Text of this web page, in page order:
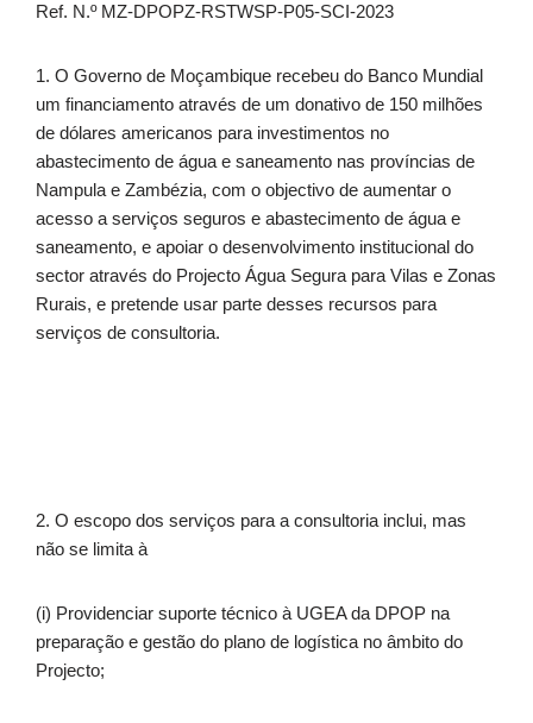
Ref. N.º MZ-DPOPZ-RSTWSP-P05-SCI-2023
1. O Governo de Moçambique recebeu do Banco Mundial
um financiamento através de um donativo de 150 milhões
de dólares americanos para investimentos no
abastecimento de água e saneamento nas províncias de
Nampula e Zambézia, com o objectivo de aumentar o
acesso a serviços seguros e abastecimento de água e
saneamento, e apoiar o desenvolvimento institucional do
sector através do Projecto Água Segura para Vilas e Zonas
Rurais, e pretende usar parte desses recursos para
serviços de consultoria.
2. O escopo dos serviços para a consultoria inclui, mas
não se limita à
(i) Providenciar suporte técnico à UGEA da DPOP na
preparação e gestão do plano de logística no âmbito do
Projecto;